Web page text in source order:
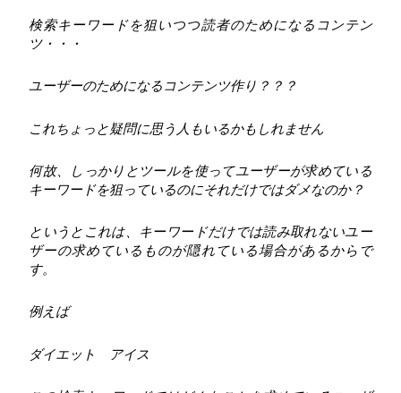
検索キーワードを狙いつつ読者のためになるコンテン
ツ・・・
ユーザーのためになるコンテンツ作り？？？
これちょっと疑問に思う人もいるかもしれません
何故、しっかりとツールを使ってユーザーが求めている
キーワードを狙っているのにそれだけではダメなのか？
というとこれは、キーワードだけでは読み取れないユー
ザーの求めているものが隠れている場合があるからで
す。
例えば
ダイエット アイス